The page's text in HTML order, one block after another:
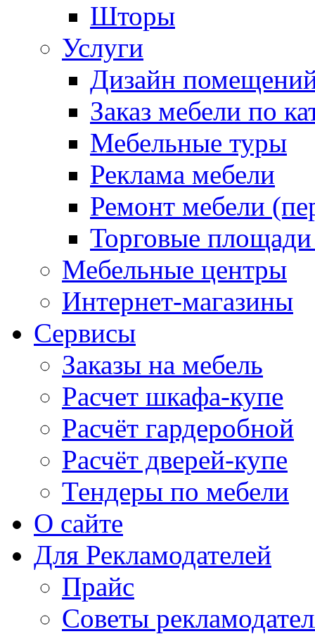
Шторы
Услуги
Дизайн
Заказ мебели по
Мебельные туры
Реклама мебели
Ремонт мебели
Торговые
Мебельные центры
Интернет-магазины
Сервисы
Заказы на мебель
Расчет шкафа-купе
Расчёт гардеробной
Расчёт дверей-купе
Тендеры по мебели
О сайте
Для Рекламодателей
Прайс
Советы